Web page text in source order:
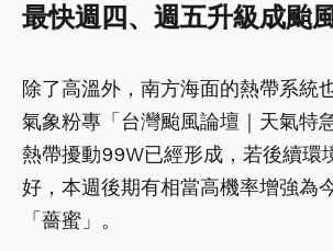
最快週四、週五升級成颱
除了高溫外，南方海面的熱帶系統
氣象粉專「台灣颱風論壇｜天氣特
熱帶擾動99W已經形成，若後續環
好，本週後期有相當高機率增強為
「薔蜜」。